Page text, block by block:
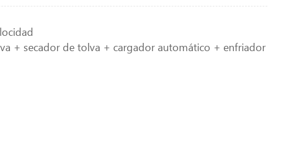
+ secador de tolva + cargador automático + enfriador